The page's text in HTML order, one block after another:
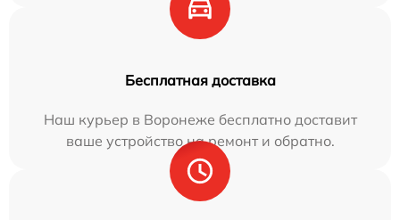
Бесплатная доставка
Наш курьер в Воронеже бесплатно доставит
ваше устройство на ремонт и обратно.